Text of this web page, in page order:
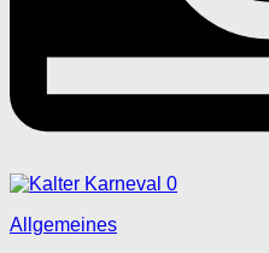
0
Allgemeines